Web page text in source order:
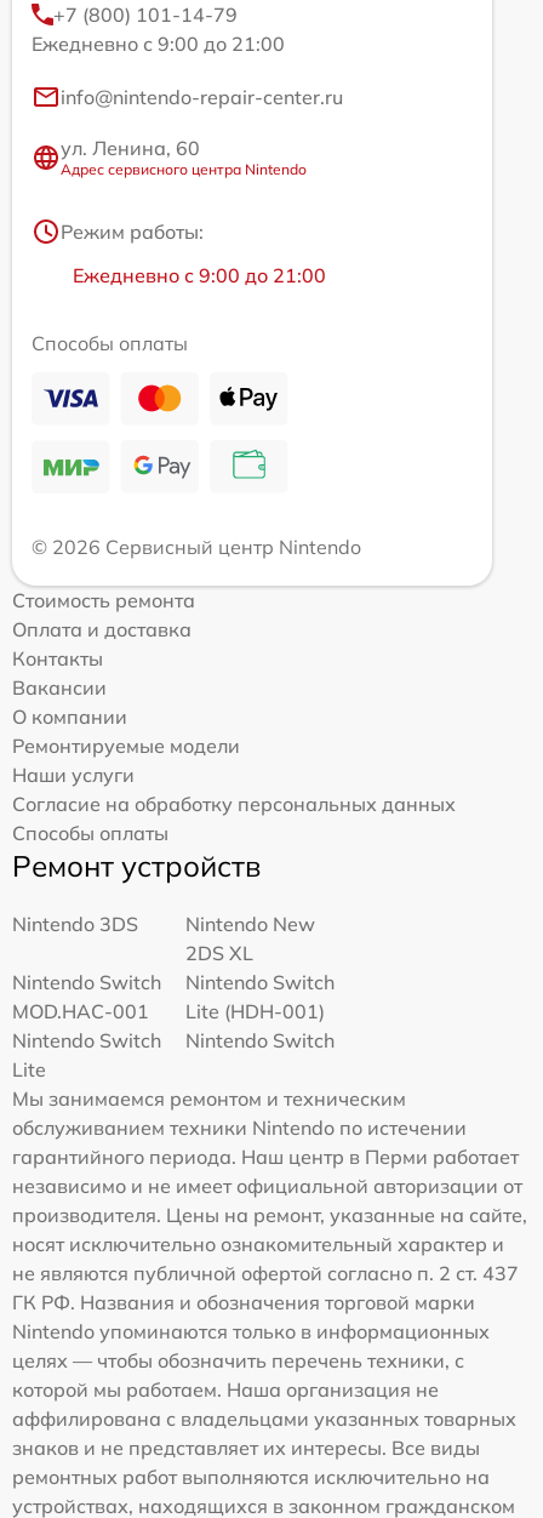
+7 (800) 101-14-79
Ежедневно с 9:00 до 21:00
info@nintendo-repair-center.ru
ул. Ленина, 60
Адрес сервисного центра Nintendo
Режим работы:
Ежедневно с 9:00 до 21:00
Способы оплаты
© 2026 Сервисный центр Nintendo
Стоимость ремонта
Оплата и доставка
Контакты
Вакансии
О компании
Ремонтируемые модели
Наши услуги
Согласие на обработку персональных данных
Способы оплаты
Ремонт устройств
Nintendo 3DS
Nintendo New
2DS XL
Nintendo Switch
MOD.HAC-001
Nintendo Switch
Lite (HDH-001)
Nintendo Switch
Lite
Nintendo Switch
Мы занимаемся ремонтом и техническим
обслуживанием техники Nintendo по истечении
гарантийного периода. Наш центр в Перми работает
независимо и не имеет официальной авторизации от
производителя. Цены на ремонт, указанные на сайте,
носят исключительно ознакомительный характер и
не являются публичной офертой согласно п. 2 ст. 437
ГК РФ. Названия и обозначения торговой марки
Nintendo упоминаются только в информационных
целях — чтобы обозначить перечень техники, с
которой мы работаем. Наша организация не
аффилирована с владельцами указанных товарных
знаков и не представляет их интересы. Все виды
ремонтных работ выполняются исключительно на
устройствах, находящихся в законном гражданском